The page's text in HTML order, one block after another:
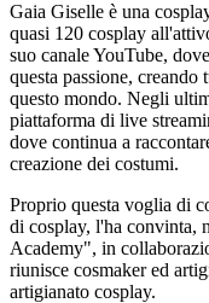
Gaia Giselle è una
quasi 120 cosplay
suo canale YouTube,
questa passione,
questo mondo. Negli
piattaforma di live
dove continua a
creazione dei costumi.
Proprio questa voglia di
di cosplay, l'ha convinta,
Academy", in
riunisce cosmaker ed
artigianato cosplay.